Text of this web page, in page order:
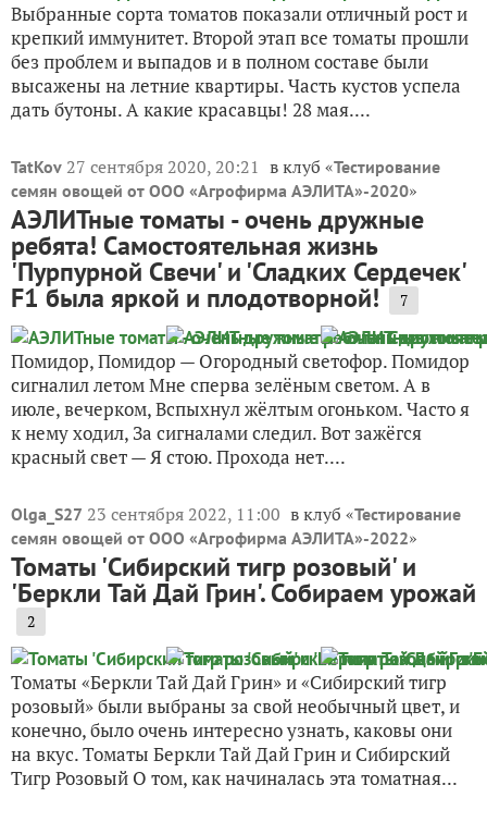
Выбранные сорта томатов показали отличный рост и
крепкий иммунитет. Второй этап все томаты прошли
без проблем и выпадов и в полном составе были
высажены на летние квартиры. Часть кустов успела
дать бутоны. А какие красавцы! 28 мая....
TatKov 27 сентября 2020, 20:21 в клуб «Тестирование
семян овощей от ООО «Агрофирма АЭЛИТА»-2020»
АЭЛИТные томаты - очень дружные
ребята! Самостоятельная жизнь
'Пурпурной Свечи' и 'Сладких Сердечек'
F1 была яркой и плодотворной! 7
Помидор, Помидор — Огородный светофор. Помидор
сигналил летом Мне сперва зелёным светом. А в
июле, вечерком, Вспыхнул жёлтым огоньком. Часто я
к нему ходил, За сигналами следил. Вот зажёгся
красный свет — Я стою. Прохода нет....
Olga_S27 23 сентября 2022, 11:00 в клуб «Тестирование
семян овощей от ООО «Агрофирма АЭЛИТА»-2022»
Томаты 'Сибирский тигр розовый' и
'Беркли Тай Дай Грин'. Собираем урожай
2
Томаты «Беркли Тай Дай Грин» и «Сибирский тигр
розовый» были выбраны за свой необычный цвет, и
конечно, было очень интересно узнать, каковы они
на вкус. Томаты Беркли Тай Дай Грин и Сибирский
Тигр Розовый О том, как начиналась эта томатная...